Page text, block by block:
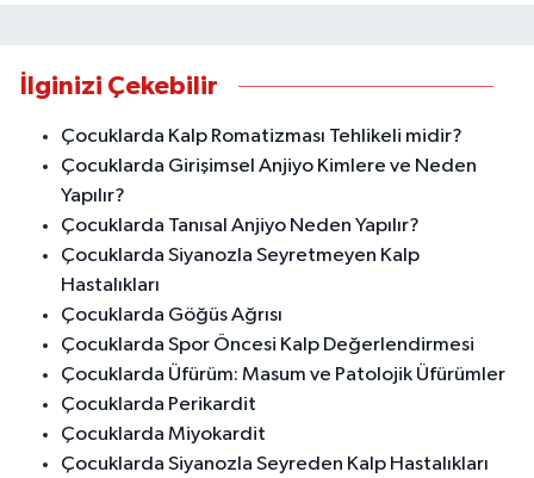
İlginizi Çekebilir
Çocuklarda Kalp Romatizması Tehlikeli midir?
Çocuklarda Girişimsel Anjiyo Kimlere ve Neden
Yapılır?
Çocuklarda Tanısal Anjiyo Neden Yapılır?
Çocuklarda Siyanozla Seyretmeyen Kalp
Hastalıkları
Çocuklarda Göğüs Ağrısı
Çocuklarda Spor Öncesi Kalp Değerlendirmesi
Çocuklarda Üfürüm: Masum ve Patolojik Üfürümler
Çocuklarda Perikardit
Çocuklarda Miyokardit
Çocuklarda Siyanozla Seyreden Kalp Hastalıkları